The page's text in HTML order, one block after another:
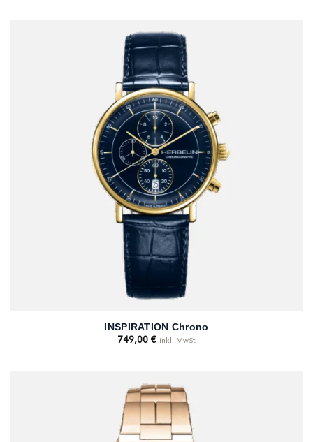
INSPIRATION Chrono
749,00 € inkl. MwSt